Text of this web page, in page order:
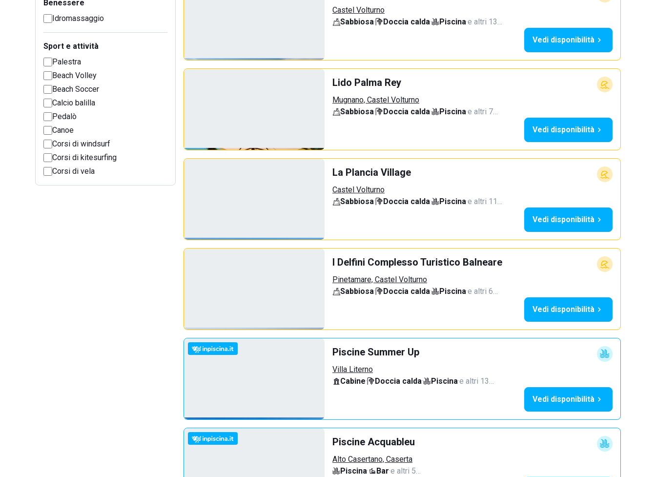
Benessere
Idromassaggio
Sport e attività
Palestra
Beach Volley
Beach Soccer
Calcio balilla
Pedalò
Canoe
Corsi di windsurf
Corsi di kitesurfing
Corsi di vela
Castel Volturno
Sabbiosa· Doccia calda· Piscina·e altri 13…
Vedi disponibilità
Lido Palma Rey
Mugnano, Castel Volturno
Sabbiosa· Doccia calda· Piscina·e altri 7…
Vedi disponibilità
La Plancia Village
Castel Volturno
Sabbiosa· Doccia calda· Piscina·e altri 11…
Vedi disponibilità
I Delfini Complesso Turistico Balneare
Pinetamare, Castel Volturno
Sabbiosa· Doccia calda· Piscina·e altri 6…
Vedi disponibilità
Piscine Summer Up
Villa Literno
Cabine· Doccia calda· Piscina·e altri 13…
Vedi disponibilità
Piscine Acquableu
Alto Casertano, Caserta
Piscina· Bar·e altri 5…